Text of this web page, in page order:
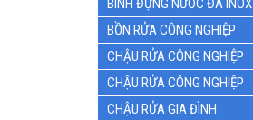
BÌNH ĐỰNG NƯỚC ĐÁ INOX
BỒN RỬA CÔNG NGHIỆP
CHẬU RỬA CÔNG NGHIỆP
CHẬU RỬA CÔNG NGHIỆP
CHẬU RỬA GIA ĐÌNH